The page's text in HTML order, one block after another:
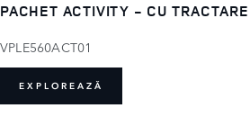
PACHET ACTIVITY - CU TRACTARE
VPLE560ACT01
EXPLOREAZĂ